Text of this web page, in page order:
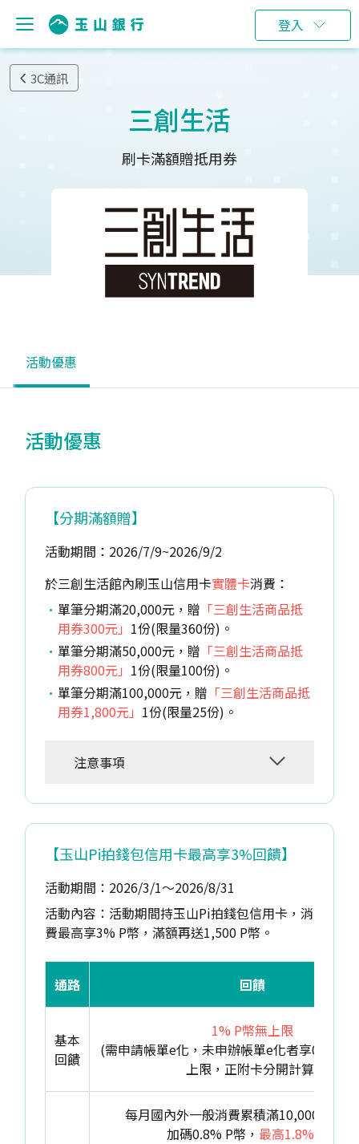
登入
3C通訊
三創生活
刷卡滿額贈抵用券
活動優惠
活動優惠
【分期滿額贈】
活動期間：2026/7/9~2026/9/2
於三創生活館內刷玉山信用卡實體卡消費：
單筆分期滿20,000元，贈 「三創生活商品抵
用券300元」 1份(限量360份)。
單筆分期滿50,000元，贈 「三創生活商品抵
用券800元」 1份(限量100份)。
單筆分期滿100,000元，贈 「三創生活商品抵
用券1,800元」 1份(限量25份)。
注意事項
【玉山Pi拍錢包信用卡最高享3%回饋】
活動期間：2026/3/1～2026/8/31
活動內容：活動期間持玉山Pi拍錢包信用卡，消
費最高享3% P幣，滿額再送1,500 P幣。
通路 回饋
基本
回饋
1% P幣無上限
(需申請帳單e化，未申辦帳單e化者享0.3% P
上限，正附卡分開計算)
每月國內外一般消費累積滿
加碼0.8% P幣， 最高1.8% P幣